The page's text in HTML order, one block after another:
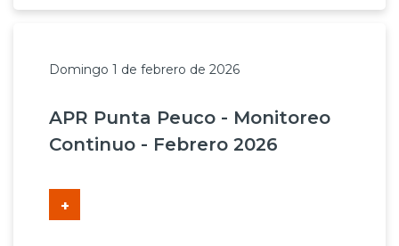
Domingo 1 de febrero de 2026
APR Punta Peuco - Monitoreo
Continuo - Febrero 2026
+